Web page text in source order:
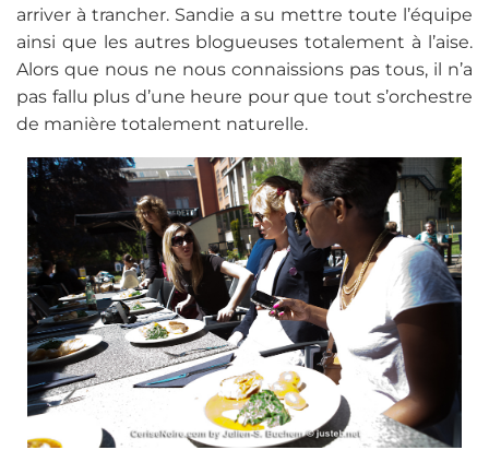
arriver à trancher. Sandie a su mettre toute l’équipe
ainsi que les autres blogueuses totalement à l’aise.
Alors que nous ne nous connaissions pas tous, il n’a
pas fallu plus d’une heure pour que tout s’orchestre
de manière totalement naturelle.